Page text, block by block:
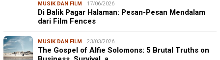
MUSIK DAN FILM 17/06/2026
Di Balik Pagar Halaman: Pesan-Pesan Mendalam
dari Film Fences
MUSIK DAN FILM 23/03/2026
The Gospel of Alfie Solomons: 5 Brutal Truths on